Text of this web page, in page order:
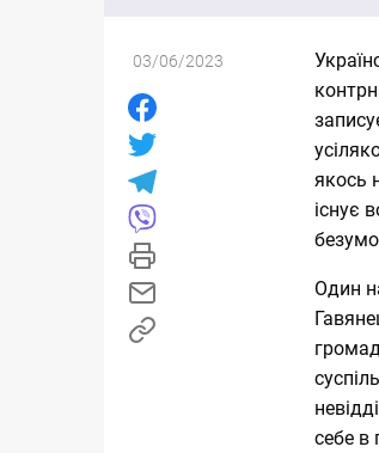
03/06/2023
якось
існує
Один
себе в